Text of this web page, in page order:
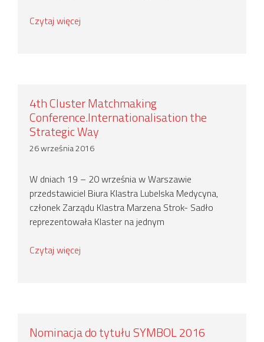
Czytaj więcej
4th Cluster Matchmaking
Conference.Internationalisation the
Strategic Way
26 września 2016
W dniach 19 – 20 września w Warszawie
przedstawiciel Biura Klastra Lubelska Medycyna,
członek Zarządu Klastra Marzena Strok- Sadło
reprezentowała Klaster na jednym
Czytaj więcej
Nominacja do tytułu SYMBOL 2016